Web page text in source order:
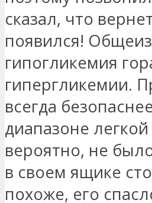
сказал, что
появился!
гипогликемия
гипергликемии.
всегда
диапазоне
вероятно, не
в своем ящике
похоже, его